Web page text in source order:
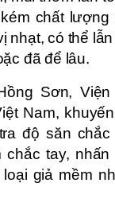
chất
nhạt, có thể
đã để lâu.
Sơn,
Nam,
độ săn chắc
chắc tay,
loại giả mềm